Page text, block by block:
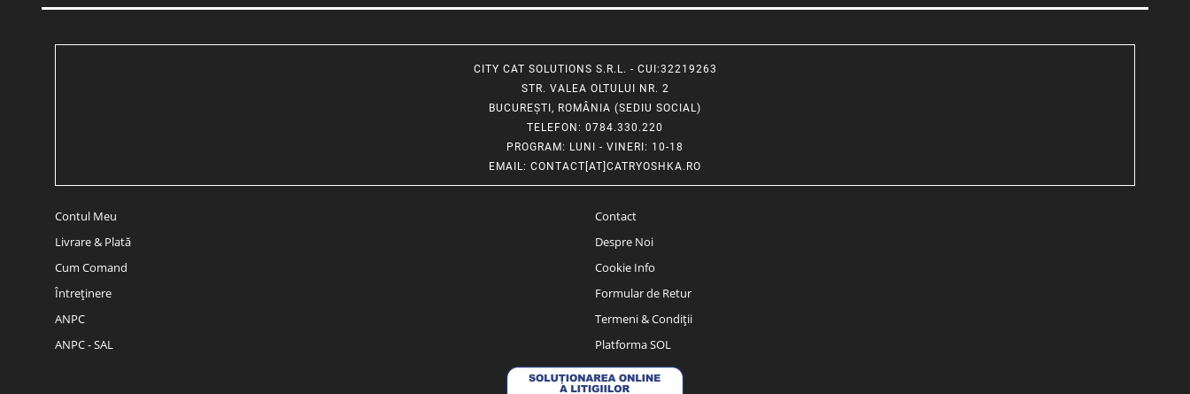
CITY CAT SOLUTIONS S.R.L. - CUI:32219263
STR. VALEA OLTULUI NR. 2
BUCUREȘTI, ROMÂNIA (SEDIU SOCIAL)
TELEFON : 0784.330.220
PROGRAM: LUNI - VINERI: 10-18
EMAIL: CONTACT[AT]CATRYOSHKA.RO
Contul Meu
Livrare & Plată
Cum Comand
Întreținere
ANPC
ANPC - SAL
Contact
Despre Noi
Cookie Info
Formular de Retur
Termeni & Condiții
Platforma SOL